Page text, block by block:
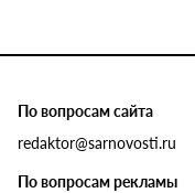
По вопросам сайта
redaktor@sarnovosti.ru
По вопросам рекламы